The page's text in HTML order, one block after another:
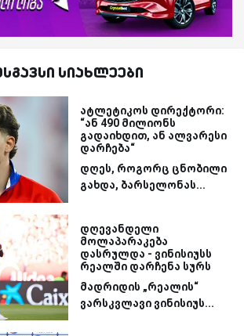
სიახლეები
ატლეტიკოს დირექტორი:
“ან 490 მილიონს
გადაიხდით, ან ალვარესი
დარჩება“
დღეს, როგორც ცნობილი
გახდა, ბარსელონას...
დღევანდელი
მოლაპარაკება
დასრულდა - ვინისიუსს
რეალში დარჩენა სურს
მადრიდის „რეალის“
ვარსკვლავი ვინისიუს...